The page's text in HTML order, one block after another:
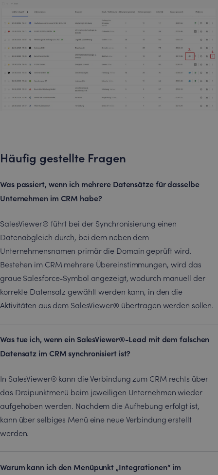
Häufig gestellte Fragen
Was passiert, wenn ich mehrere Datensätze für dasselbe
Unternehmen im CRM habe?
SalesViewer® führt bei der Synchronisierung einen
Datenabgleich durch, bei dem neben dem
Unternehmensnamen primär die Domain geprüft wird.
Bestehen im CRM mehrere Übereinstimmungen, wird das
graue Salesforce-Symbol angezeigt, wodurch manuell der
korrekte Datensatz gewählt werden kann, in den die
Aktivitäten aus dem SalesViewer® übertragen werden sollen.
Was tue ich, wenn ein SalesViewer®-Lead mit dem falschen
Datensatz im CRM synchronisiert ist?
In SalesViewer® kann die Verbindung zum CRM rechts über
das Dreipunktmenü beim jeweiligen Unternehmen wieder
aufgehoben werden. Nachdem die Aufhebung erfolgt ist,
kann über selbiges Menü eine neue Verbindung erstellt
werden.
Warum kann ich den Menüpunkt „Integrationen“ im